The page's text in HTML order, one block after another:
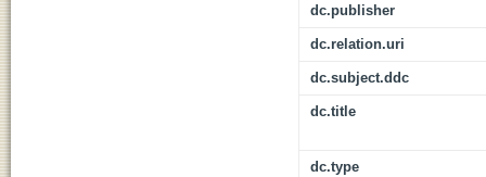
dc.publisher
dc.relation.uri
dc.subject.ddc
dc.title
dc.type